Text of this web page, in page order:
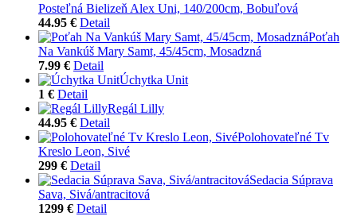
Posteľná Bielizeň Alex Uni, 140/200cm, Bobuľová
44.95 € Detail
Poťah
Na Vankúš Mary Samt, 45/45cm, Mosadzná
7.99 € Detail
Úchytka Unit
1 € Detail
Regál Lilly
44.95 € Detail
Polohovateľné Tv
Kreslo Leon, Sivé
299 € Detail
Sedacia Súprava
Sava, Sivá/antracitová
1299 € Detail